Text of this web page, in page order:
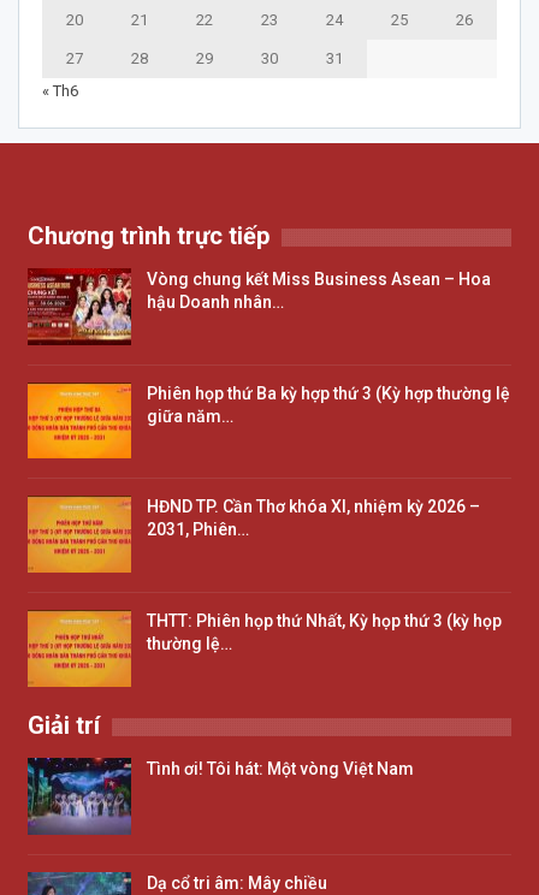
20 21 22 23 24 25 26
27 28 29 30
31
« Th6
Chương trình trực tiếp
Vòng chung kết Miss Business Asean – Hoa
hậu Doanh nhân…
Phiên họp thứ Ba kỳ hợp thứ 3 (Kỳ hợp thường lệ
giữa năm…
HĐND TP. Cần Thơ khóa XI, nhiệm kỳ 2026 –
2031, Phiên…
THTT: Phiên họp thứ Nhất, Kỳ họp thứ 3 (kỳ họp
thường lệ…
Giải trí
Tình ơi! Tôi hát: Một vòng Việt Nam
Dạ cổ tri âm: Mây chiều